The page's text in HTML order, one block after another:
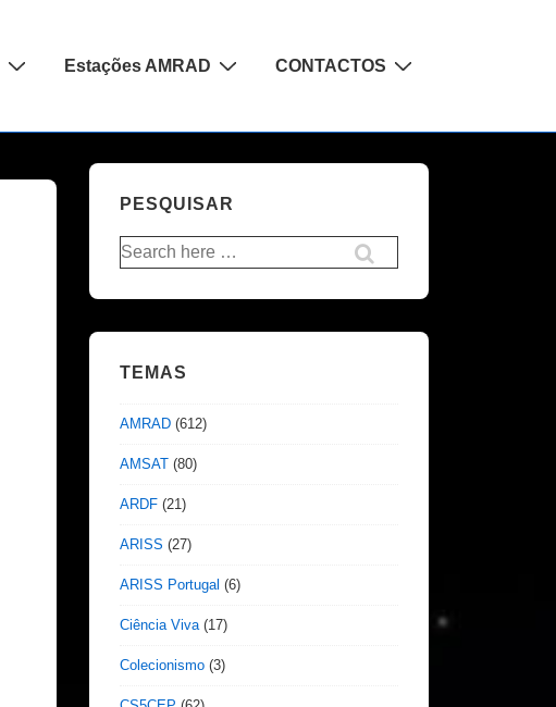
Estações AMRAD CONTACTOS
PESQUISAR
Pesquisar
por:
TEMAS
AMRAD (612)
AMSAT (80)
ARDF (21)
ARISS (27)
ARISS Portugal (6)
Ciência Viva(17)
Colecionismo (3)